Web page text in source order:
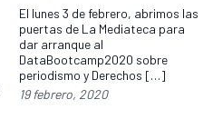
El lunes 3 de febrero, abrimos las
puertas de La Mediateca para
dar arranque al
DataBootcamp2020 sobre
periodismo y Derechos […]
19 febrero, 2020